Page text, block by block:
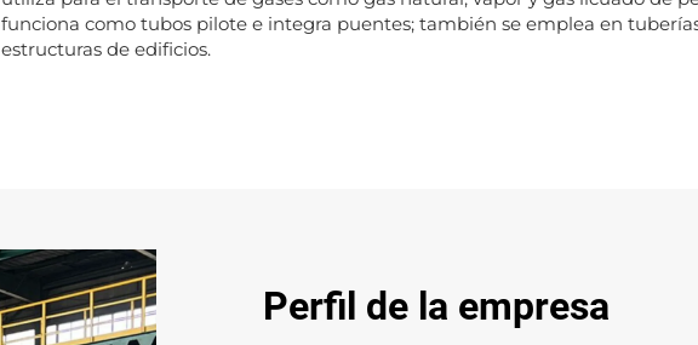
funciona como tubos pilote e integra puentes; también se emplea en
estructuras de edificios.
Perfil de la empresa